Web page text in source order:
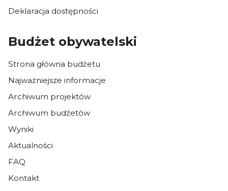
Deklaracja dostępności
Budżet obywatelski
Strona główna budżetu
Najważniejsze informacje
Archiwum projektów
Archiwum budżetów
Wyniki
Aktualności
FAQ
Kontakt